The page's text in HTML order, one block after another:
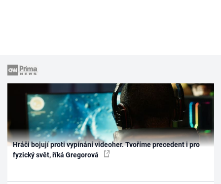
Hráči bojují proti vypínání videoher. Tvoříme precedent i pro
fyzický svět, říká Gregorová